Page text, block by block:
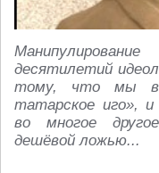
десятилетий
тому, что мы
татарское иго»,
во многое
дешёвой ложью...